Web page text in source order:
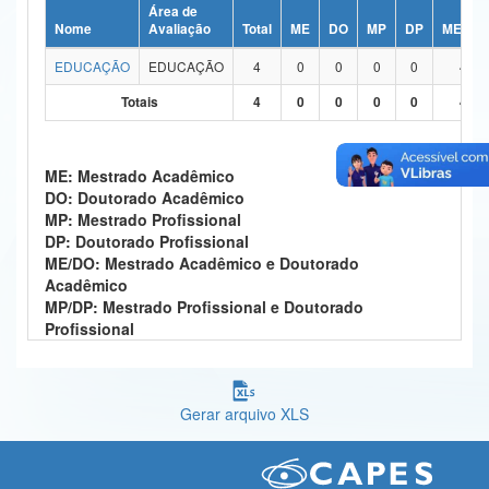
Ministério da Ciência, Tecnologia, Inovações e Comunicações
Ministério do Meio Ambiente
Controladoria-Geral da União
Ministério da Mulher, da Família e dos Direitos Humanos
Secretaria-Geral
Secretaria de Governo
Nome
Área de
Avaliação
Total ME DO MP DP
ME/DO
EDUCAÇÃO
EDUCAÇÃO 4 0 0 0 0
4
Totais
4 0 0 0 0 4
ME: Mestrado Acadêmico
DO: Doutorado Acadêmico
MP: Mestrado Profissional
DP: Doutorado Profissional
ME/DO: Mestrado Acadêmico e Doutorado
Acadêmico
MP/DP: Mestrado Profissional e Doutorado
Profissional
Gerar arquivo XLS